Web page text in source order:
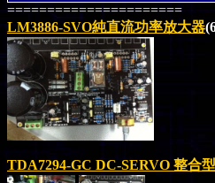
======================
LM3886-SVO純直流功率放大器
TDA7294-GC DC-SERVO 整合